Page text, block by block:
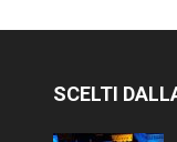
SCELTI